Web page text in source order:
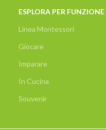
ESPLORA PER FUNZIONE
Linea Montessori
Giocare
Imparare
In Cucina
Souvenir